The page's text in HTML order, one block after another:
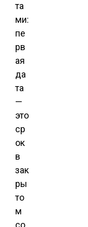
та
ми:
пе
рв
ая
да
та
—
это
ср
ок
в
зак
ры
то
м
со